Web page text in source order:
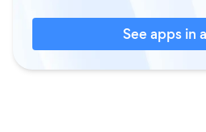
See apps in